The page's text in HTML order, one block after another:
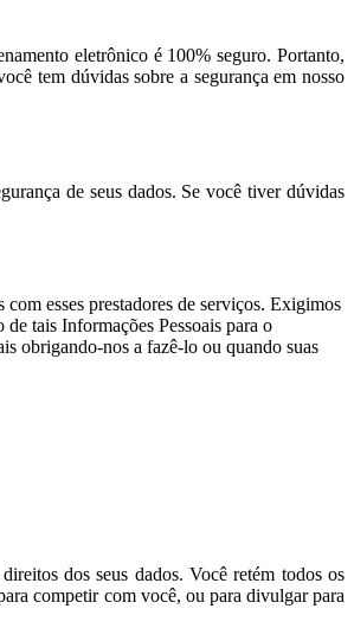
eletrônico é 100% seguro. Portanto,
tem dúvidas sobre a segurança em nosso
de seus dados. Se você tiver dúvidas
esses prestadores de serviços. Exigimos
tais Informações Pessoais para o
obrigando-nos a fazê-lo ou quando suas
dos seus dados. Você retém todos os
competir com você, ou para divulgar para